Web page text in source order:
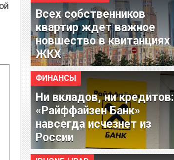
Всех собственников
квартир ждет важное
новшество в квитанциях
ЖКХ
ФИНАНСЫ
Ни вкладов, ни кредитов:
«Райффайзен Банк»
навсегда исчезнет из
России